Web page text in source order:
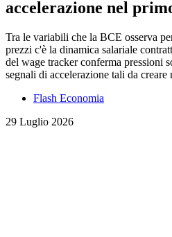
accelerazione nel
Tra le variabili che la BCE osserva
prezzi c'è la dinamica salariale
del wage tracker conferma pressioni
segnali di accelerazione tali da
Flash Economia
29 Luglio 2026